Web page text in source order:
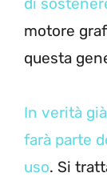
motore
questa
In verità
farà parte
uso. Si